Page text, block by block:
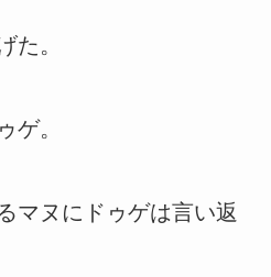
た。
ゲ。
マヌにドゥゲは言い返